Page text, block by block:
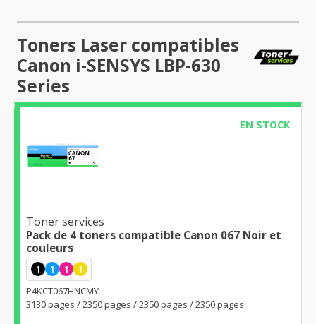
Toners Laser compatibles
Canon i-SENSYS LBP-630
Series
EN STOCK
Toner services
Pack de 4 toners compatible Canon 067 Noir et
couleurs
1 1 1 1
P4KCT067HNCMY
3130 pages / 2350 pages / 2350 pages / 2350 pages